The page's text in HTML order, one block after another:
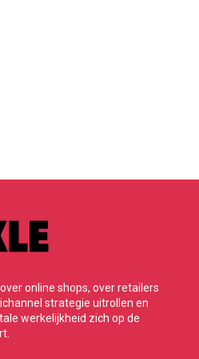
online shops, over retailers
strategie uitrollen en
werkelijkheid zich op de